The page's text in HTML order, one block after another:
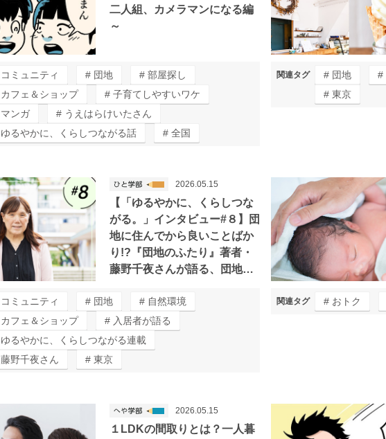
二人組、カメラマンになる編
～
コミュニティ 団地
部屋探し
カフェ＆ショップ
子育てしやすいワケ
マンガ
うえはらけいたさん
ゆるやかに、くらしつながる話
全国
関連タグ 団地
東京
【「ゆるやかに、くらしつな
がる。」インタビュー#８】団
地に住んでから良いことばか
り!?『団地のふたり』著者・
藤野千夜さんが語る、団地の
2026.05.15
コミュニティ 団地
自然環境
カフェ＆ショップ
入居者が語る
ゆるやかに、くらしつながる連載
藤野千夜さん
東京
関連タグ おトク
１LDKの間取りとは？一人暮
2026.05.15